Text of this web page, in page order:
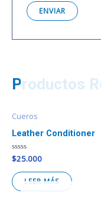
Productos
Cueros
Leather Conditioner
Valorado
en
0
de
5
$25.000
LEER MÁS